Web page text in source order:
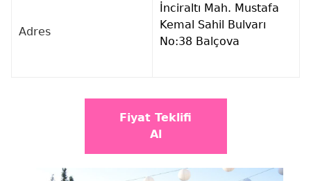
Adres
İnciraltı Mah. Mustafa
Kemal Sahil Bulvarı
No:38 Balçova
Fiyat Teklifi
Al